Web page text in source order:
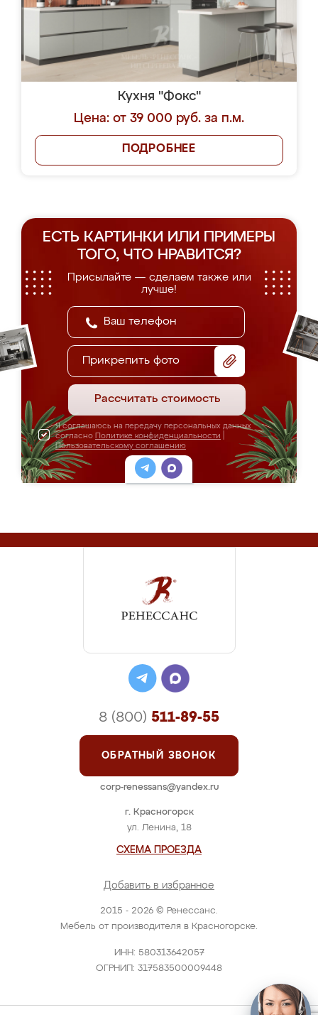
Кухня "Фокс"
Цена: от 39 000 руб. за п.м.
ПОДРОБНЕЕ
ЕСТЬ КАРТИНКИ ИЛИ ПРИМЕРЫ
ТОГО, ЧТО НРАВИТСЯ?
Присылайте — сделаем также или
лучше!
Прикрепить фото
Рассчитать стоимость
Я соглашаюсь на передачу персональных данных
согласно Политике конфиденциальности
Пользовательскому соглашению
2015 - 2026 © Ренессанс.
Мебель от производителя в Красногорске.
ИНН: 580313642057
ОГРНИП: 317583500009448
г. Красногорск
ул. Ленина, 18
СХЕМА ПРОЕЗДА
Добавить в избранное
8 (800) 511-89-55
ОБРАТНЫЙ ЗВОНОК
corp-renessans@yandex.ru